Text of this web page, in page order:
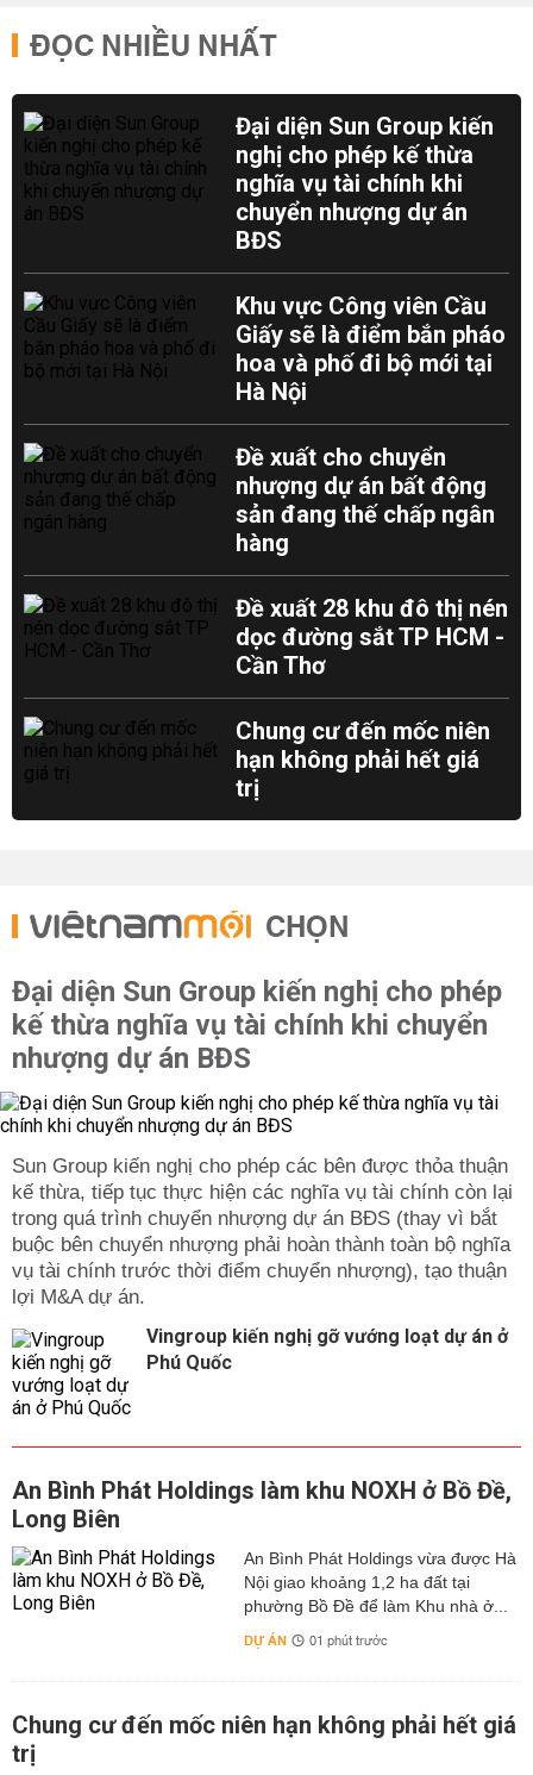
ĐỌC NHIỀU NHẤT
Đại diện Sun Group kiến
nghị cho phép kế thừa
nghĩa vụ tài chính khi
chuyển nhượng dự án
BĐS
Khu vực Công viên Cầu
Giấy sẽ là điểm bắn pháo
hoa và phố đi bộ mới tại
Hà Nội
Đề xuất cho chuyển
nhượng dự án bất động
sản đang thế chấp ngân
hàng
Đề xuất 28 khu đô thị nén
dọc đường sắt TP HCM -
Cần Thơ
Chung cư đến mốc niên
hạn không phải hết giá
trị
CHỌN
Đại diện Sun Group kiến nghị cho phép
kế thừa nghĩa vụ tài chính khi chuyển
nhượng dự án BĐS
Sun Group kiến nghị cho phép các bên được thỏa thuận
kế thừa, tiếp tục thực hiện các nghĩa vụ tài chính còn lại
trong quá trình chuyển nhượng dự án BĐS (thay vì bắt
buộc bên chuyển nhượng phải hoàn thành toàn bộ nghĩa
vụ tài chính trước thời điểm chuyển nhượng), tạo thuận
lợi M&A dự án.
Vingroup kiến nghị gỡ vướng loạt dự án ở
Phú Quốc
An Bình Phát Holdings làm khu NOXH ở Bồ Đề,
Long Biên
An Bình Phát Holdings vừa được Hà
Nội giao khoảng 1,2 ha đất tại
phường Bồ Đề để làm Khu nhà ở...
DỰ ÁN 01 phút trước
Chung cư đến mốc niên hạn không phải hết giá
trị